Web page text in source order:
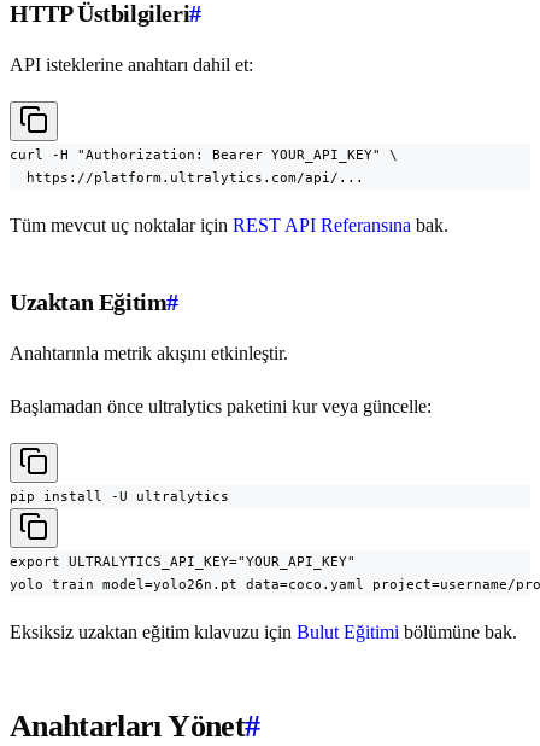
HTTP Üstbilgileri#
API isteklerine anahtarı dahil et:
curl -H "Authorization: Bearer YOUR_API_KEY" \
  https://platform.ultralytics.com/api/...
Tüm mevcut uç noktalar için REST API Referansına bak.
Uzaktan Eğitim#
Anahtarınla metrik akışını etkinleştir.
Başlamadan önce ultralytics paketini kur veya güncelle:
pip install -U ultralytics
export ULTRALYTICS_API_KEY="YOUR_API_KEY"
yolo train model=yolo26n.pt data=coco.yaml project=username/
Eksiksiz uzaktan eğitim kılavuzu için Bulut Eğitimi bölümüne bak.
Anahtarları Yönet#